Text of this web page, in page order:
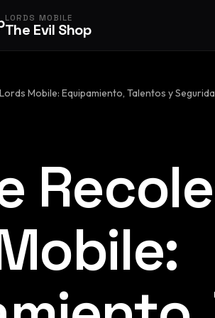
LORDS MOBILE
The Evil Shop
Mobile: Equipamiento, Talentos y